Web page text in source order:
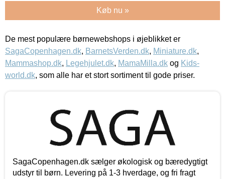
Køb nu »
De mest populære børnewebshops i øjeblikket er
SagaCopenhagen.dk, BarnetsVerden.dk, Miniature.dk,
Mammashop.dk, Legehjulet.dk, MamaMilla.dk og Kids-
world.dk, som alle har et stort sortiment til gode priser.
SagaCopenhagen.dk sælger økologisk og bæredygtigt
udstyr til børn. Levering på 1-3 hverdage, og fri fragt